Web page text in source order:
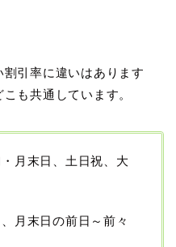
引率に違いはあります
も共通しています。
月末日、土日祝、大
月末日の前日～前々